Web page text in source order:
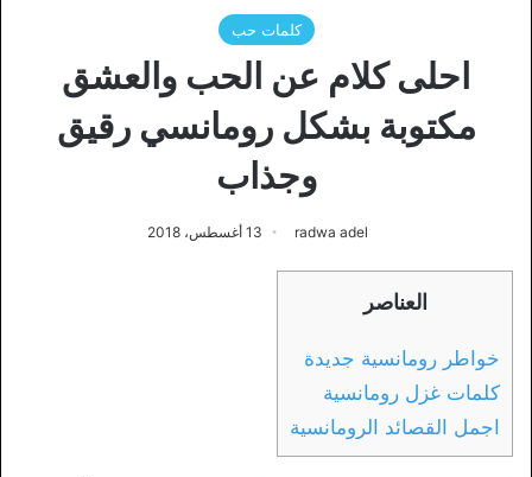
كلمات حب
احلى كلام عن الحب والعشق
مكتوبة بشكل رومانسي رقيق
وجذاب
radwa adel 13 أغسطس، 2018
العناصر
خواطر رومانسية جديدة
كلمات غزل رومانسية
اجمل القصائد الرومانسية